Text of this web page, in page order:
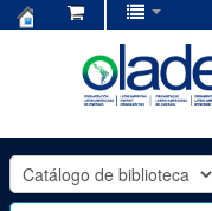
OLADE
-